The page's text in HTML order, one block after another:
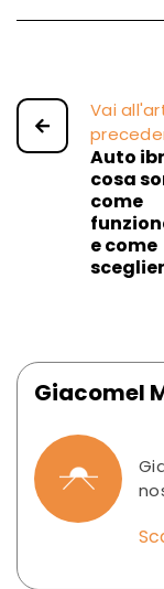
Vai
Auto
cosa
come
e come
Giacomel